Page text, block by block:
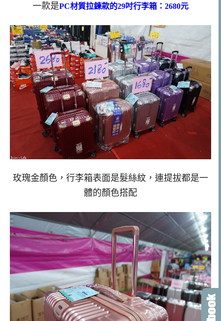
一款是PC材質拉鍊款的29吋行李箱：2680元
玫瑰金顏色，行李箱表面是髮絲紋，連提拔都是一
體的顏色搭配